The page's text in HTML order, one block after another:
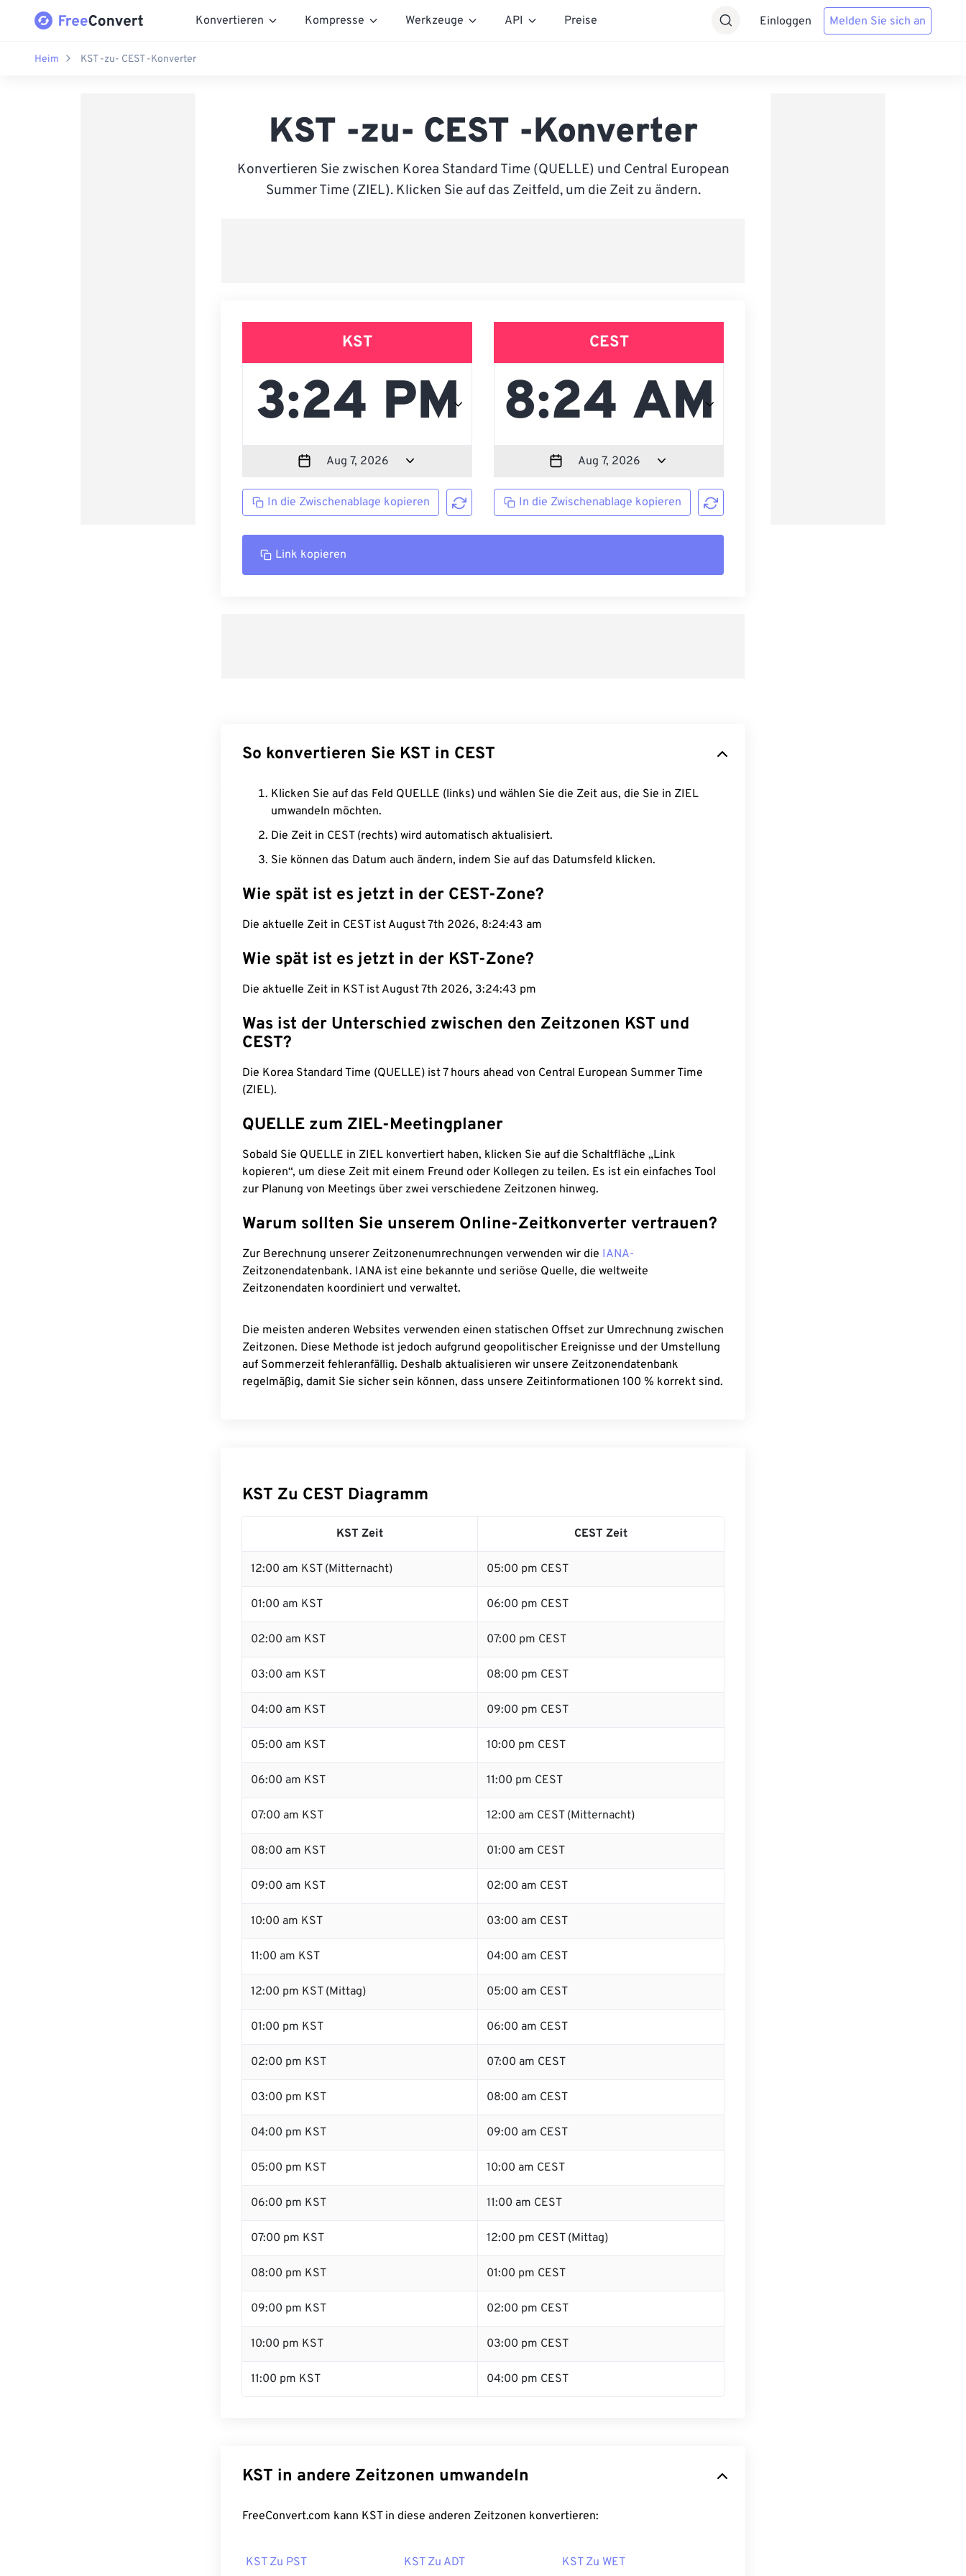
Konvertieren Kompresse Werkzeuge API Preise Einloggen Melden Sie sich an
Heim KST -zu- CEST -Konverter
KST -zu- CEST -Konverter
Konvertieren Sie zwischen Korea Standard Time (QUELLE) und Central European
Summer Time (ZIEL). Klicken Sie auf das Zeitfeld, um die Zeit zu ändern.
KST
In die Zwischenablage kopieren
CEST
In die Zwischenablage kopieren
Link kopieren
So konvertieren Sie KST in CEST
Klicken Sie auf das Feld QUELLE (links) und wählen Sie die Zeit aus, die Sie in ZIEL
umwandeln möchten.
Die Zeit in CEST (rechts) wird automatisch aktualisiert.
Sie können das Datum auch ändern, indem Sie auf das Datumsfeld klicken.
Wie spät ist es jetzt in der CEST-Zone?
Die aktuelle Zeit in CEST ist August 7th 2026, 8:24:43 am
Wie spät ist es jetzt in der KST-Zone?
Die aktuelle Zeit in KST ist August 7th 2026, 3:24:43 pm
Was ist der Unterschied zwischen den Zeitzonen KST und
CEST?
Die Korea Standard Time (QUELLE) ist 7 hours ahead von Central European Summer Time
(ZIEL).
QUELLE zum ZIEL-Meetingplaner
Sobald Sie QUELLE in ZIEL konvertiert haben, klicken Sie auf die Schaltfläche „Link
kopieren“, um diese Zeit mit einem Freund oder Kollegen zu teilen. Es ist ein einfaches Tool
zur Planung von Meetings über zwei verschiedene Zeitzonen hinweg.
Warum sollten Sie unserem Online-Zeitkonverter vertrauen?
Zur Berechnung unserer Zeitzonenumrechnungen verwenden wir die IANA-
Zeitzonendatenbank. IANA ist eine bekannte und seriöse Quelle, die weltweite
Zeitzonendaten koordiniert und verwaltet.
Die meisten anderen Websites verwenden einen statischen Offset zur Umrechnung zwischen
Zeitzonen. Diese Methode ist jedoch aufgrund geopolitischer Ereignisse und der Umstellung
auf Sommerzeit fehleranfällig. Deshalb aktualisieren wir unsere Zeitzonendatenbank
regelmäßig, damit Sie sicher sein können, dass unsere Zeitinformationen 100 % korrekt sind.
KST Zu CEST Diagramm
KST Zeit CEST Zeit
12:00 am KST (Mitternacht) 05:00 pm CEST
01:00 am KST 06:00 pm CEST
02:00 am KST 07:00 pm CEST
03:00 am KST 08:00 pm CEST
04:00 am KST 09:00 pm CEST
05:00 am KST 10:00 pm CEST
06:00 am KST 11:00 pm CEST
07:00 am KST 12:00 am CEST (Mitternacht)
08:00 am KST 01:00 am CEST
09:00 am KST 02:00 am CEST
10:00 am KST 03:00 am CEST
11:00 am KST 04:00 am CEST
12:00 pm KST (Mittag) 05:00 am CEST
01:00 pm KST 06:00 am CEST
02:00 pm KST 07:00 am CEST
03:00 pm KST 08:00 am CEST
04:00 pm KST 09:00 am CEST
05:00 pm KST 10:00 am CEST
06:00 pm KST 11:00 am CEST
07:00 pm KST 12:00 pm CEST (Mittag)
08:00 pm KST 01:00 pm CEST
09:00 pm KST 02:00 pm CEST
10:00 pm KST 03:00 pm CEST
11:00 pm KST 04:00 pm CEST
KST in andere Zeitzonen umwandeln
FreeConvert.com kann KST in diese anderen Zeitzonen konvertieren:
KST Zu PST KST Zu ADT KST Zu WET